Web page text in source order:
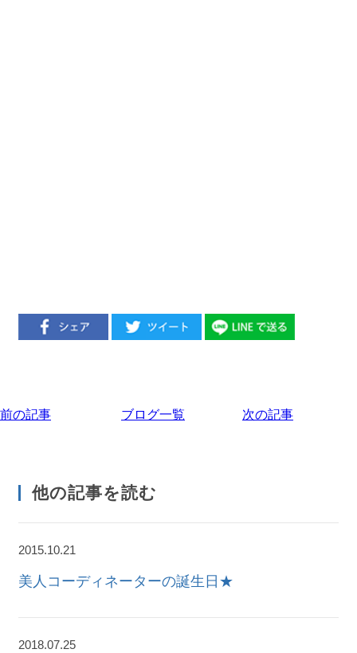
前の記事 ブログ一覧 次の記事
他の記事を読む
2015.10.21
美人コーディネーターの誕生日★
2018.07.25